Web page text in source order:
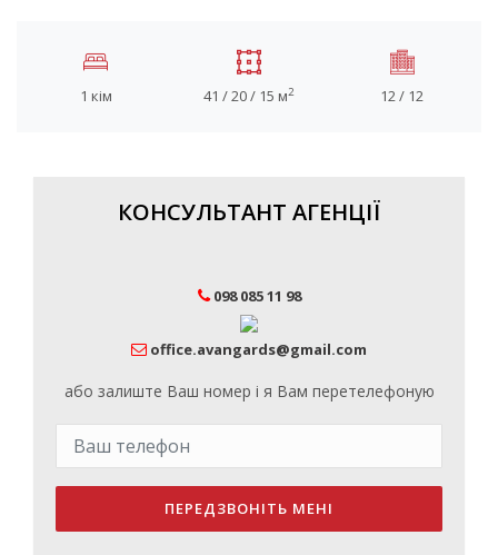
1 кім 41 / 20 / 15 м2 12 / 12
КОНСУЛЬТАНТ АГЕНЦІЇ
098 085 11 98
office.avangards@gmail.com
або залиште Ваш номер і я Вам перетелефоную
ПЕРЕДЗВОНІТЬ МЕНІ